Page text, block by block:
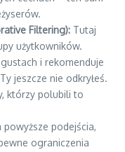
Filtering): Tutaj
użytkowników.
i rekomenduje
jeszcze nie odkryłeś.
którzy polubili to
podejścia,
ograniczenia